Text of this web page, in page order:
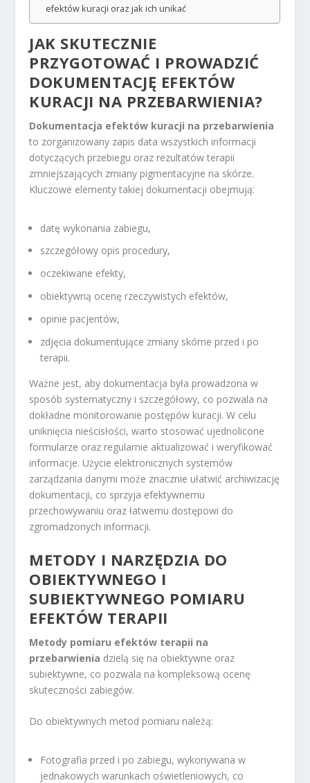
efektów kuracji oraz jak ich unikać
JAK SKUTECZNIE
PRZYGOTOWAĆ I PROWADZIĆ
DOKUMENTACJĘ EFEKTÓW
KURACJI NA PRZEBARWIENIA?
Dokumentacja efektów kuracji na przebarwienia
to zorganizowany zapis data wszystkich informacji
dotyczących przebiegu oraz rezultatów terapii
zmniejszających zmiany pigmentacyjne na skórze.
Kluczowe elementy takiej dokumentacji obejmują:
datę wykonania zabiegu,
szczegółowy opis procedury,
oczekiwane efekty,
obiektywną ocenę rzeczywistych efektów,
opinie pacjentów,
zdjęcia dokumentujące zmiany skórne przed i po
terapii.
Ważne jest, aby dokumentacja była prowadzona w
sposób systematyczny i szczegółowy, co pozwala na
dokładne monitorowanie postępów kuracji. W celu
uniknięcia nieścisłości, warto stosować ujednolicone
formularze oraz regularnie aktualizować i weryfikować
informacje. Użycie elektronicznych systemów
zarządzania danymi może znacznie ułatwić archiwizację
dokumentacji, co sprzyja efektywnemu
przechowywaniu oraz łatwemu dostępowi do
zgromadzonych informacji.
METODY I NARZĘDZIA DO
OBIEKTYWNEGO I
SUBIEKTYWNEGO POMIARU
EFEKTÓW TERAPII
Metody pomiaru efektów terapii na
przebarwienia dzielą się na obiektywne oraz
subiektywne, co pozwala na kompleksową ocenę
skuteczności zabiegów.
Do obiektywnych metod pomiaru należą:
Fotografia przed i po zabiegu, wykonywana w
jednakowych warunkach oświetleniowych, co